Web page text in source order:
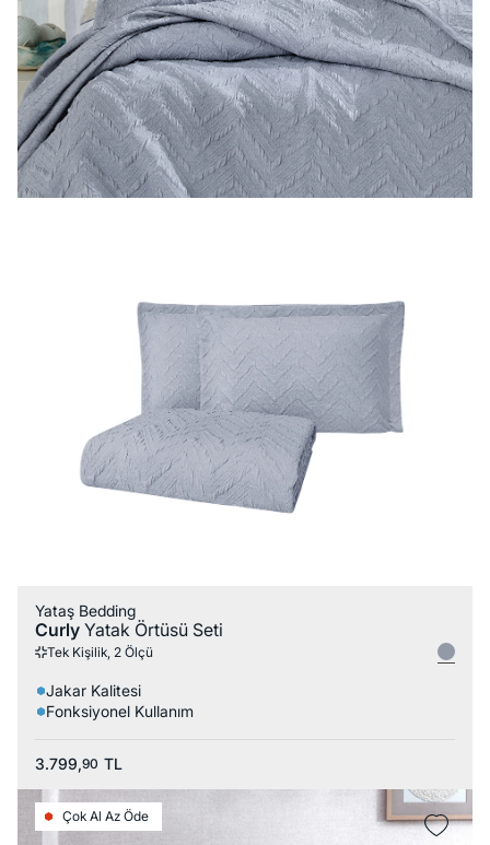
Yataş Bedding
Curly Yatak Örtüsü Seti
Tek Kişilik, 2 Ölçü
Jakar Kalitesi
Fonksiyonel Kullanım
3.799,90 TL
Çok Al Az Öde